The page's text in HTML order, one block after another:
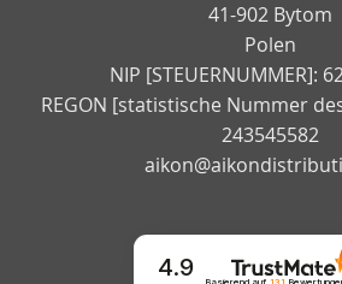
41-902 Bytom
Polen
NIP [STEUERNUMMER]:
REGON [statistische Nummer
243545582
4.9